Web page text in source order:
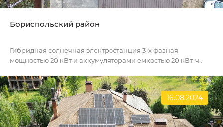
Бориспольский район
Гибридная солнечная электростанция 3-х фазная
мощностью 20 кВт и аккумуляторами емкостью 20 кВт-ч..
16.08.2024